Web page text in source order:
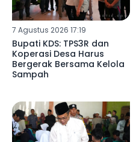
7 Agustus 2026 17:19
Bupati KDS: TPS3R dan
Koperasi Desa Harus
Bergerak Bersama Kelola
Sampah